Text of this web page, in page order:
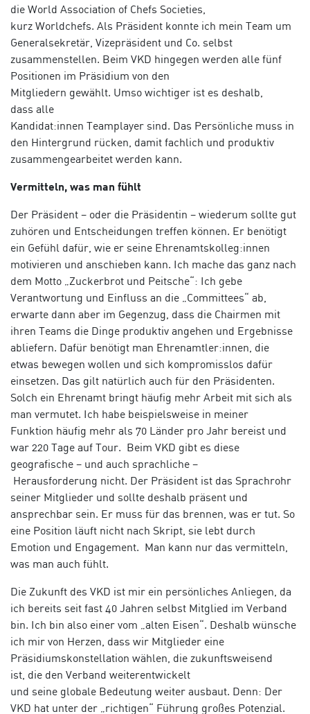
die World Association of Chefs Societies,
kurz Worldchefs. Als Präsident konnte ich mein Team um
Generalsekretär, Vizepräsident und Co. selbst
zusammenstellen. Beim VKD hingegen werden alle fünf
Positionen im Präsidium von den
Mitgliedern gewählt. Umso wichtiger ist es deshalb
dass alle
Kandidat:innen Teamplayer sind. Das Persönliche muss in
den Hintergrund rücken, damit fachlich und produktiv
zusammengearbeitet werden kann.
Vermitteln, was man fühlt
Der Präsident – oder die Präsidentin – wiederum sollte gut
zuhören und Entscheidungen treffen können. Er benötigt
ein Gefühl dafür, wie er seine Ehrenamtskolleg:innen
motivieren und anschieben kann. Ich mache das ganz nach
dem Motto „Zuckerbrot und Peitsche“: Ich gebe
Verantwortung und Einfluss an die „Committees“ ab,
erwarte dann aber im Gegenzug, dass die Chairmen mit
ihren Teams die Dinge produktiv angehen und Ergebnisse
abliefern. Dafür benötigt man Ehrenamtler:innen, die
etwas bewegen wollen und sich kompromisslos dafür
einsetzen. Das gilt natürlich auch für den Präsidenten.
Solch ein Ehrenamt bringt häufig mehr Arbeit mit sich als
man vermutet. Ich habe beispielsweise in meiner
Funktion häufig mehr als 70 Länder pro Jahr bereist und
war 220 Tage auf Tour. Beim VKD gibt es diese
geografische – und auch sprachliche –
Herausforderung nicht. Der Präsident ist das Sprachrohr
seiner Mitglieder und sollte deshalb präsent und
ansprechbar sein. Er muss für das brennen, was er tut. So
eine Position läuft nicht nach Skript, sie lebt durch
Emotion und Engagement. Man kann nur das vermitteln,
was man auch fühlt.
Die Zukunft des VKD ist mir ein persönliches Anliegen, da
ich bereits seit fast 40 Jahren selbst Mitglied im Verband
bin. Ich bin also einer vom „alten Eisen“. Deshalb wünsche
ich mir von Herzen, dass wir Mitglieder eine
Präsidiumskonstellation wählen, die zukunftsweisend
ist, die den Verband weiterentwickelt
und seine globale Bedeutung weiter ausbaut. Denn: Der
VKD hat unter der „richtigen“ Führung großes Potenzial.